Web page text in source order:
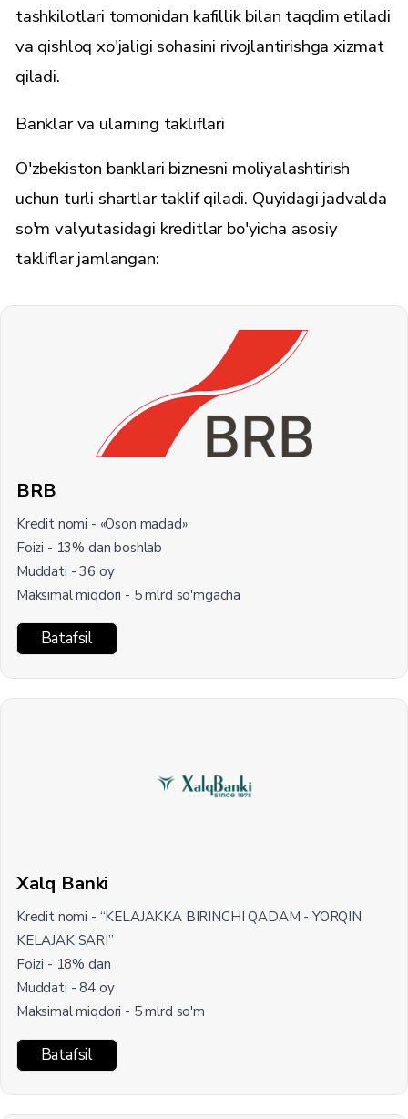
tashkilotlari tomonidan kafillik bilan taqdim etiladi
va qishloq xo'jaligi sohasini rivojlantirishga xizmat
qiladi.
Banklar va ularning takliflari
O'zbekiston banklari biznesni moliyalashtirish
uchun turli shartlar taklif qiladi. Quyidagi jadvalda
so'm valyutasidagi kreditlar bo'yicha asosiy
takliflar jamlangan:
BRB
Kredit nomi - «Oson madad»
Foizi - 13% dan boshlab
Muddati - 36 oy
Maksimal miqdori - 5 mlrd so'mgacha
Batafsil
Xalq Banki
Kredit nomi - “KELAJAKKA BIRINCHI QADAM - YORQIN
KELAJAK SARI”
Foizi - 18% dan
Muddati - 84 oy
Maksimal miqdori - 5 mlrd so'm
Batafsil